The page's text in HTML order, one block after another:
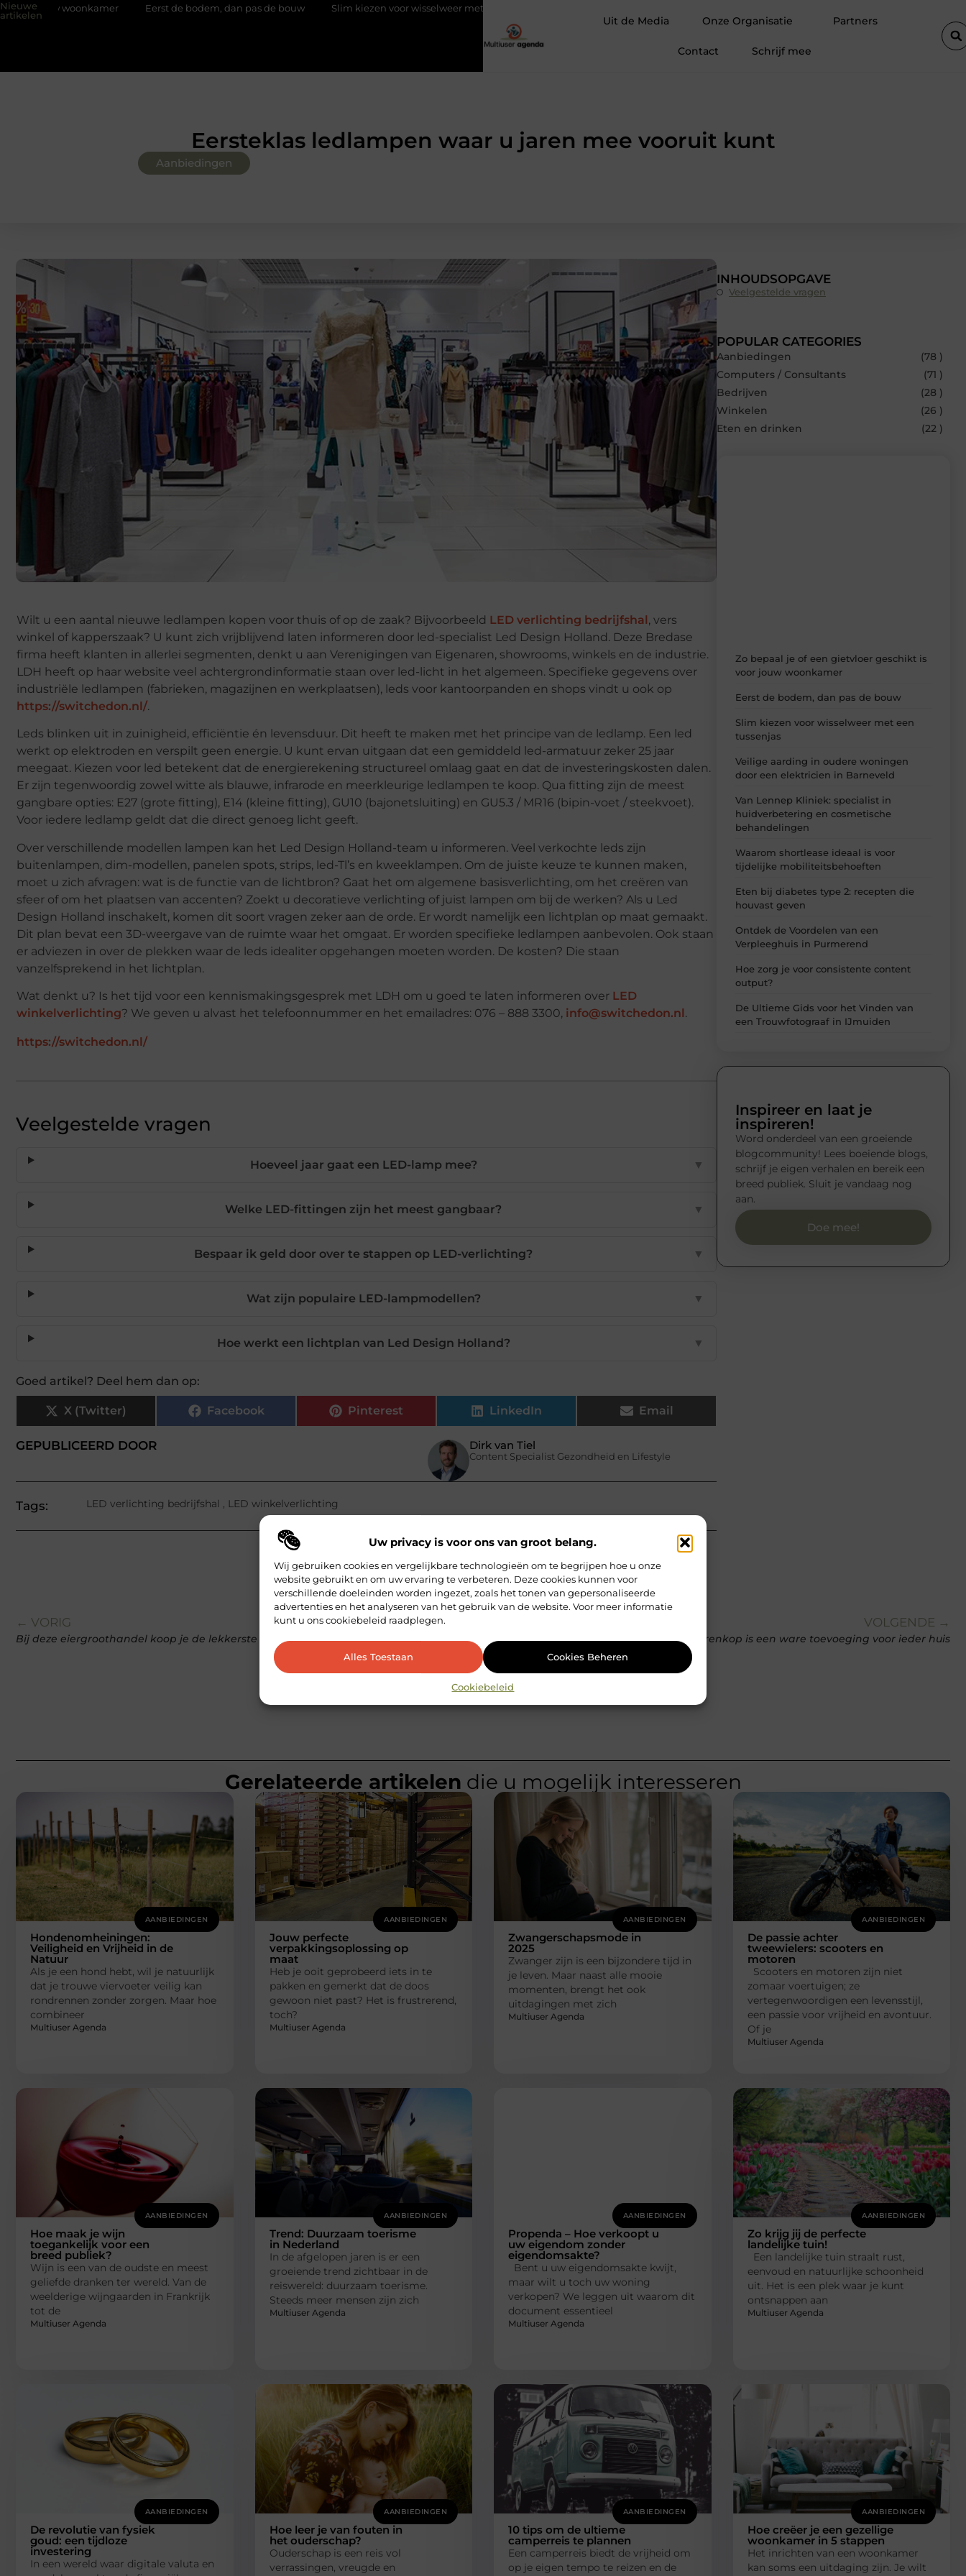
Uw privacy is voor ons van groot belang.
Wij gebruiken cookies en vergelijkbare technologieën om te begrijpen hoe u onze
website gebruikt en om uw ervaring te verbeteren. Deze cookies kunnen voor
verschillende doeleinden worden ingezet, zoals het tonen van gepersonaliseerde
advertenties en het analyseren van het gebruik van de website. Voor meer informatie
kunt u ons cookiebeleid raadplegen.
Alles Toestaan Cookies Beheren
Cookiebeleid
Nieuwe
artikelen
Eerst de bodem, dan pas de bouw Slim kiezen voor wisselweer met een tussenjas Veilige aarding in oudere woningen door een elektricien in Barneveld
Uit de Media Onze Organisatie Partners
Contact Schrijf mee
Eersteklas ledlampen waar u jaren mee vooruit kunt
Aanbiedingen
Wilt u een aantal nieuwe ledlampen kopen voor thuis of op de zaak? Bijvoorbeeld LED verlichting bedrijfshal, vers
winkel of kapperszaak? U kunt zich vrijblijvend laten informeren door led-specialist Led Design Holland. Deze Bredase
firma heeft klanten in allerlei segmenten, denkt u aan Verenigingen van Eigenaren, showrooms, winkels en de industrie.
LDH heeft op haar website veel achtergrondinformatie staan over led-licht in het algemeen. Specifieke gegevens over
industriële ledlampen (fabrieken, magazijnen en werkplaatsen), leds voor kantoorpanden en shops vindt u ook op
https://switchedon.nl/.
Leds blinken uit in zuinigheid, efficiëntie én levensduur. Dit heeft te maken met het principe van de ledlamp. Een led
werkt op elektroden en verspilt geen energie. U kunt ervan uitgaan dat een gemiddeld led-armatuur zeker 25 jaar
meegaat. Kiezen voor led betekent dat de energierekening structureel omlaag gaat en dat de investeringskosten dalen.
Er zijn tegenwoordig zowel witte als blauwe, infrarode en meerkleurige ledlampen te koop. Qua fitting zijn de meest
gangbare opties: E27 (grote fitting), E14 (kleine fitting), GU10 (bajonetsluiting) en GU5.3 / MR16 (bipin-voet / steekvoet).
Voor iedere ledlamp geldt dat die direct genoeg licht geeft.
Over verschillende modellen lampen kan het Led Design Holland-team u informeren. Veel verkochte leds zijn
buitenlampen, dim-modellen, panelen spots, strips, led-Tl’s en kweeklampen. Om de juiste keuze te kunnen maken,
moet u zich afvragen: wat is de functie van de lichtbron? Gaat het om algemene basisverlichting, om het creëren van
sfeer of om het plaatsen van accenten? Zoekt u decoratieve verlichting of juist lampen om bij de werken? Als u Led
Design Holland inschakelt, komen dit soort vragen zeker aan de orde. Er wordt namelijk een lichtplan op maat gemaakt.
Dit plan bevat een 3D-weergave van de ruimte waar het omgaat. Er worden specifieke ledlampen aanbevolen. Ook staan
er adviezen in over de plekken waar de leds idealiter opgehangen moeten worden. De kosten? Die staan
vanzelfsprekend in het lichtplan.
Wat denkt u? Is het tijd voor een kennismakingsgesprek met LDH om u goed te laten informeren over LED
winkelverlichting? We geven u alvast het telefoonnummer en het emailadres: 076 – 888 3300, info@switchedon.nl.
https://switchedon.nl/
Veelgestelde vragen
Hoeveel jaar gaat een LED-lamp mee? ▼
Welke LED-fittingen zijn het meest gangbaar? ▼
Bespaar ik geld door over te stappen op LED-verlichting? ▼
Wat zijn populaire LED-lampmodellen? ▼
Hoe werkt een lichtplan van Led Design Holland? ▼
Goed artikel? Deel hem dan op:
X (Twitter) Facebook Pinterest LinkedIn Email
GEPUBLICEERD DOOR Dirk van Tiel
Content Specialist Gezondheid en Lifestyle
Tags: LED verlichting bedrijfshal , LED winkelverlichting
INHOUDSOPGAVE
Veelgestelde vragen
POPULAR CATEGORIES
Aanbiedingen
(78 )
Computers / Consultants
(71 )
Bedrijven
(28 )
Winkelen
(26 )
Eten en drinken
(22 )
Zo bepaal je of een gietvloer geschikt is
voor jouw woonkamer
Eerst de bodem, dan pas de bouw
Slim kiezen voor wisselweer met een
tussenjas
Veilige aarding in oudere woningen
door een elektricien in Barneveld
Van Lennep Kliniek: specialist in
huidverbetering en cosmetische
behandelingen
Waarom shortlease ideaal is voor
tijdelijke mobiliteitsbehoeften
Eten bij diabetes type 2: recepten die
houvast geven
Ontdek de Voordelen van een
Verpleeghuis in Purmerend
Hoe zorg je voor consistente content
output?
De Ultieme Gids voor het Vinden van
een Trouwfotograaf in IJmuiden
Inspireer en laat je
inspireren!
Word onderdeel van een groeiende
blogcommunity! Lees boeiende blogs,
schrijf je eigen verhalen en bereik een
breed publiek. Sluit je vandaag nog
aan.
Doe mee!
← VORIG
Bij deze eiergroothandel koop je de lekkerste verse eieren
VOLGENDE →
Een opgezette dierenkop is een ware toevoeging voor ieder huis
Gerelateerde artikelen die u mogelijk interesseren
AANBIEDINGEN
Hondenomheiningen:
Veiligheid en Vrijheid in de
Natuur
Als je een hond hebt, wil je natuurlijk
dat je trouwe viervoeter veilig kan
rondrennen zonder zorgen. Maar hoe
combineer
Multiuser Agenda
AANBIEDINGEN
Jouw perfecte
verpakkingsoplossing op
maat
Heb je ooit geprobeerd iets in te
pakken en gemerkt dat de doos
gewoon niet past? Het is frustrerend,
toch?
Multiuser Agenda
AANBIEDINGEN
Zwangerschapsmode in
2025
Zwanger zijn is een bijzondere tijd in
je leven. Maar naast alle mooie
momenten, brengt het ook
uitdagingen met zich
Multiuser Agenda
AANBIEDINGEN
De passie achter
tweewielers: scooters en
motoren
Scooters en motoren zijn niet
zomaar voertuigen; ze
vertegenwoordigen een levensstijl,
een passie voor vrijheid en avontuur.
Of je
Multiuser Agenda
AANBIEDINGEN
Hoe maak je wijn
toegankelijk voor een
breed publiek?
Wijn is een van de oudste en meest
geliefde dranken ter wereld. Van de
weelderige wijngaarden in Frankrijk
tot de
Multiuser Agenda
AANBIEDINGEN
Trend: Duurzaam toerisme
in Nederland
In de afgelopen jaren is er een
groeiende trend zichtbaar in de
reiswereld: duurzaam toerisme.
Steeds meer mensen zijn zich
Multiuser Agenda
AANBIEDINGEN
Propenda – Hoe verkoopt u
uw eigendom zonder
eigendomsakte?
Bent u uw eigendomsakte kwijt,
maar wilt u toch uw woning
verkopen? We leggen uit waarom dit
document essentieel
Multiuser Agenda
AANBIEDINGEN
Zo krijg jij de perfecte
landelijke tuin!
Een landelijke tuin straalt rust,
eenvoud en natuurlijke schoonheid
uit. Het is een plek waar je kunt
ontsnappen aan
Multiuser Agenda
AANBIEDINGEN
De revolutie van fysiek
goud: een tijdloze
investering
In een wereld waar digitale valuta en
AANBIEDINGEN
Hoe leer je van fouten in
het ouderschap?
Ouderschap is een reis vol
verrassingen, vreugde en
AANBIEDINGEN
10 tips om de ultieme
camperreis te plannen
Een camperreis biedt de vrijheid om
op je eigen tempo te reizen en de
AANBIEDINGEN
Hoe creëer je een gezellige
woonkamer in 5 stappen
Het inrichten van een woonkamer
kan soms een uitdaging zijn. Je wilt